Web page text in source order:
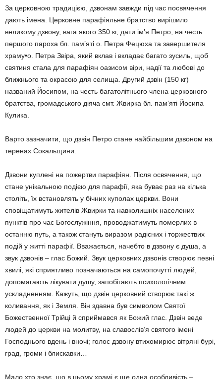
За церковною традицією, дзвонам завжди під час посвячення
дають імена. Церковне парафіяльне братствo вирішило
великому дзвону, вага якого 350 кг, дати ім’я Петро, на честь
першого пароха бл. пам’яті о. Петра Фецюха та завершителя
храму•о. Петра Звіра, який вклав і вкладає багато зусиль, щоб
святиня стала для парафіян оазисом віри, надії та любові до
ближнього та окрасою для селища. Другий дзвін (150 кг)
названий Йосипом, на честь багатолітнього члена церковного
братства, громадського діяча смт. Жвирка бл. пам’яті Йосипа
Кулика.
Варто зазначити, що дзвін Петро стане найбільшим дзвоном на
теренах Сокальщини.
Дзвони куплені на пожертви парафіян. Після освячення, що
стане унікальною подією для парафії, яка буває раз на кілька
століть, їх встановлять у бічних куполах церкви. Вони
сповіщатимуть жителів Жвирки та навколишніх населених
пунктів про час Богослужіння, проводжатимуть померлих в
останню путь, а також стануть виразом радісних і торжествих
подій у житті парафії. Вважається, начебто в дзвону є душа, а
звук дзвонів – глас Божий. Звук церковних дзвонів створює певні
хвилі, які сприятливо позначаються на самопочутті людей,
допомагають лікувати душу, запобігають психологічним
ускладненням. Кажуть, що дзвін церковний створює такі ж
коливання, як і Земля. Він здавна був символом Святої
Божественної Трійці й сприймався як Божий глас. Дзвін веде
людей до церкви на молитву, на славослів’я святого імені
Господнього вдень і вночі; голос дзвону втихомирює вітряні бурі,
град, громи і блискавки…
Мало хто знає, що в цьому храмі є ще одна особливість –